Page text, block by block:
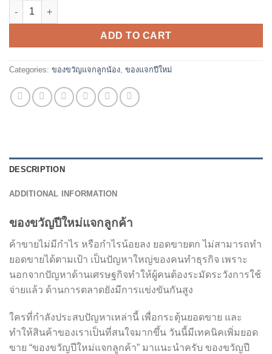
ข้าว 1 กก. ป้ายปีใหม่ quantity
ADD TO CART
Categories: ของขวัญแจกลูกน้อง, ของแจกปีใหม่
DESCRIPTION
ADDITIONAL INFORMATION
ของขวัญปีใหม่แจกลูกค้า
ค้าขายไม่มีกำไร หรือกำไรน้อยลง ยอดขายตก ไม่สามารถทำ
ยอดขายได้ตามเป้า เป็นปัญหาใหญ่ของคนทำธุรกิจ เพราะ
นอกจากปัญหาด้านเศรษฐกิจทำให้ผู้คนต้องระมัดระวังการใช้
จ่ายแล้ว ด้านการตลาดยังมีการแข่งขันกันสูง
ใครที่กำลังประสบปัญหาเหล่านี้ เพื่อกระตุ้นยอดขาย และ
ทำให้สินค้าของเราเป็นที่สนใจมากขึ้น วันนี้มีเทคนิคเพิ่มยอด
ขาย “ของขวัญปีใหม่แจกลูกค้า” มาแนะนำครับ ของขวัญปี